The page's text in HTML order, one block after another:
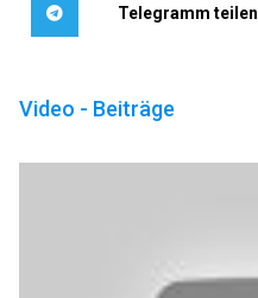
Telegramm teilen
Video - Beiträge